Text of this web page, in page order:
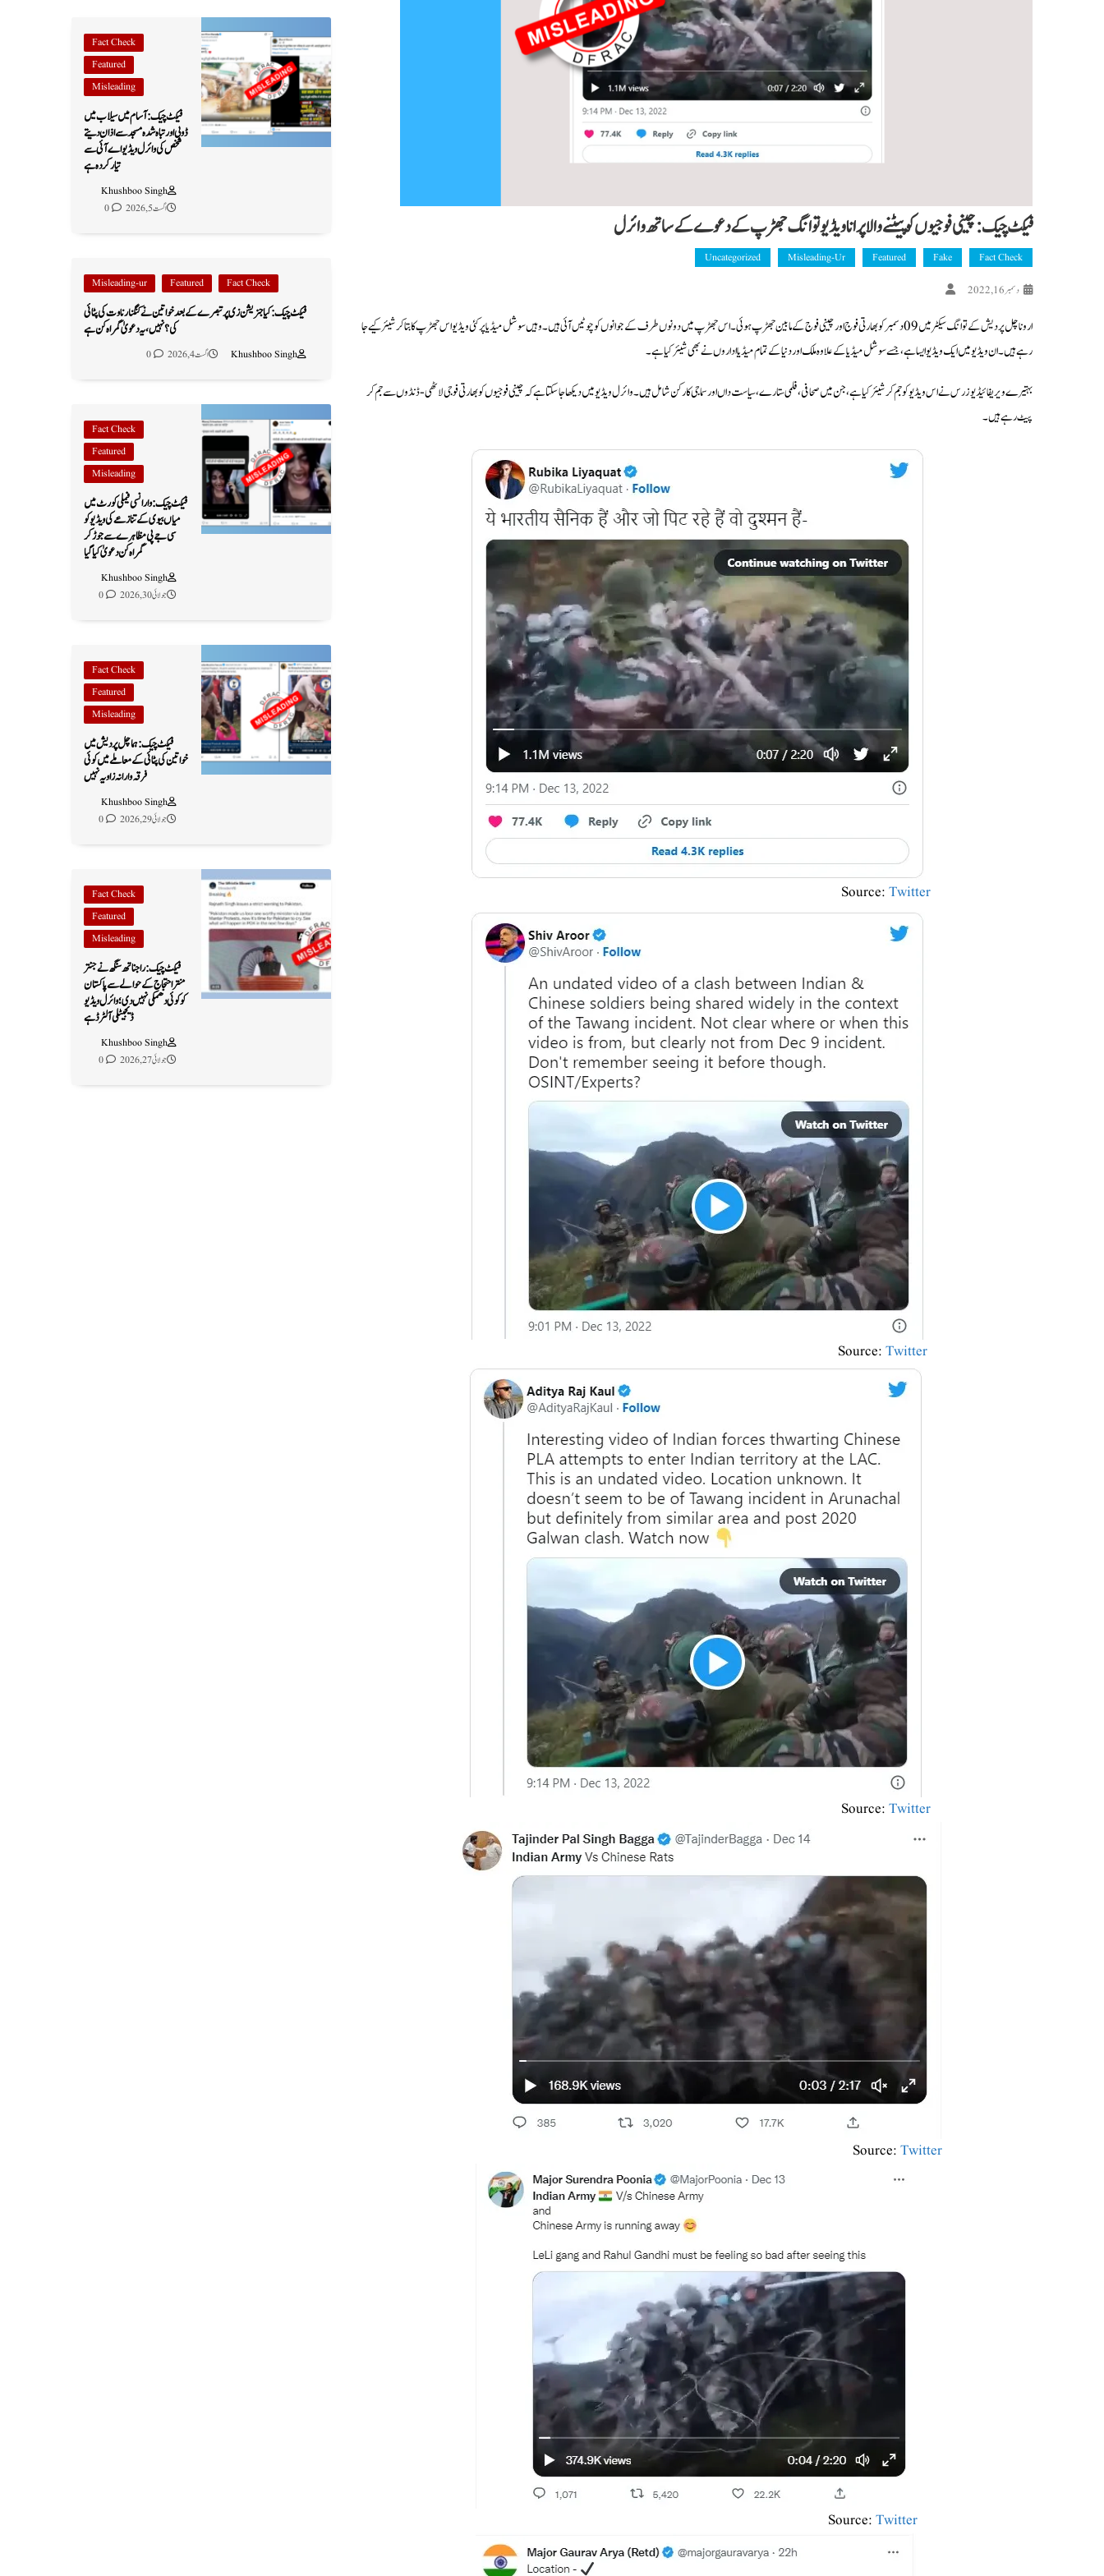
فیکٹ چیک: چینی فوجیوں کو پیٹنے والا پرانا ویڈیو توانگ جھڑپ کے دعوے کے ساتھ وائرل
Fact Check
Fake
Featured
Misleading-Ur
Uncategorized
دسمبر 16, 2022
اروناچل پردیش کے توانگ سیکٹر میں 09 دسمبر کو بھارتی فوج اور چینی فوج کے مابین جھڑپ ہوئی۔ اس جھڑپ میں دونوں طرف کے جوانوں کو چوٹیں آئی ہیں۔ وہیں سوشل میڈیا پر کئی ویڈیو اس جھڑپ کا بتا کر شیئر کیے جا
رہے ہیں۔ ان ویڈیو میں ایک ویڈیو ایسا ہے، جسے سوشل میڈیا کے علاوہ ملک اور دنیا کے تمام میڈیا اداروں نے بھی شیئر کیا ہے۔
بہتیرے ویریفائیڈ یوزرس نے اس ویڈیو کو جم کر شیئر کیا ہے، جن میں صحافی، فلمی ستارے، سیاست داں اور سماجی کارکن شامل ہیں۔ وائرل ویڈیو میں دیکھا جا سکتا ہے کہ چینی فوجیوں کو بھارتی فوجی لاٹھی-ڈنڈوں سے جم کر
پیٹ رہے ہیں۔
Source: Twitter
Source: Twitter
Source: Twitter
Source: Twitter
Source: Twitter
Fact Check
Featured
Misleading
فیکٹ چیک: آسام میں سیلاب میں
ڈوبی اور تباہ شدہ مسجد سے اذان دیتے
شخص کی وائرل ویڈیو اے آئی سے
تیار کردہ ہے
Khushboo Singh
اگست 5, 2026
0
Fact Check
Featured
Misleading-ur
فیکٹ چیک: کیا جنریشن زی پر تبصرے کے بعد خواتین نے کنگنا رناوت کی پٹائی
کی؟ نہیں، یہ دعویٰ گمراہ کن ہے
Khushboo Singh اگست 4, 2026 0
Fact Check
Featured
Misleading
فیکٹ چیک: وارانسی فیملی کورٹ میں
میاں بیوی کے تنازعے کی ویڈیو کو
سی جے پی مظاہرے سے جوڑ کر
گمراہ کن دعویٰ کیا گیا
Khushboo Singh
جولائی 30, 2026
0
Fact Check
Featured
Misleading
فیکٹ چیک: ہماچل پردیش میں
خواتین کی پٹائی کے معاملے میں کوئی
فرقہ وارانہ زاویہ نہیں
Khushboo Singh
جولائی 29, 2026
0
Fact Check
Featured
Misleading
فیکٹ چیک: راجناتھ سنگھ نے جنتر
منتر احتجاج کے حوالے سے پاکستان
کو کوئی دھمکی نہیں دی؛ وائرل ویڈیو
ڈیجیٹلی آلٹرڈ ہے
Khushboo Singh
جولائی 27, 2026
0